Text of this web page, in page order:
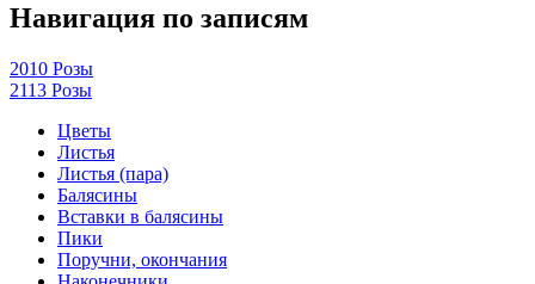
Навигация по записям
2010 Розы
2113 Розы
Цветы
Листья
Листья (пара)
Балясины
Вставки в балясины
Пики
Поручни, окончания